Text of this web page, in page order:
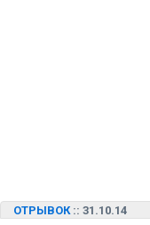
ОТРЫВОК :: 31.10.14